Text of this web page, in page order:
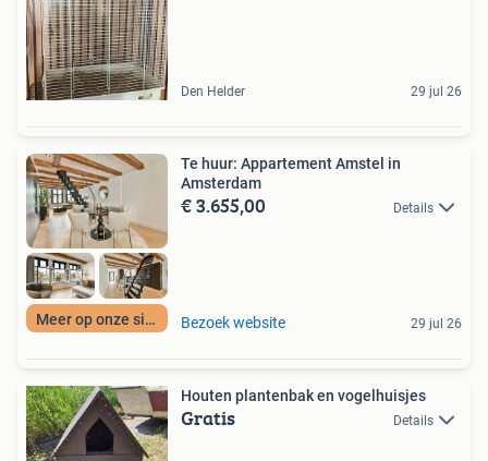
Den Helder 29 jul 26
Meer op onze site
Te huur: Appartement Amstel in
Amsterdam
€ 3.655,00 Details
Bezoek website 29 jul 26
Houten plantenbak en vogelhuisjes
Gratis Details